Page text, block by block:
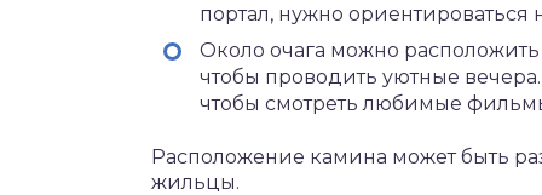
портал, нужно ориентироваться
Около очага можно
чтобы проводить уютные
чтобы смотреть любимые
Расположение камина может быть
жильцы.